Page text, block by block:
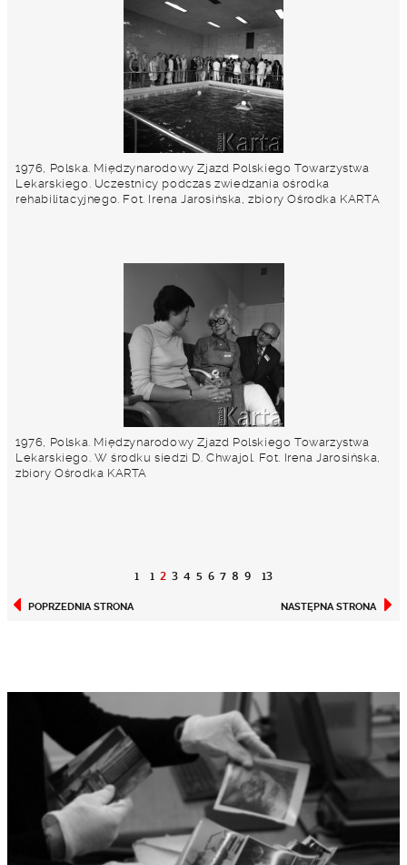
1976, Polska. Międzynarodowy Zjazd Polskiego Towarzystwa
Lekarskiego. Uczestnicy podczas zwiedzania ośrodka
rehabilitacyjnego. Fot. Irena Jarosińska, zbiory Ośrodka KARTA
1976, Polska. Międzynarodowy Zjazd Polskiego Towarzystwa
Lekarskiego. W środku siedzi D. Chwajol. Fot. Irena Jarosińska,
zbiory Ośrodka KARTA
1
POPRZEDNIA STRONA
1 2 3 4 5 6 7 8 9
NASTĘPNA STRONA
13